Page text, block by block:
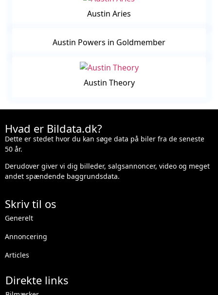
Austin Aries
Austin Powers in Goldmember
Austin Theory
Hvad er Bildata.dk?
Dette er stedet hvor du kan søge data på biler fra de seneste
50 år.
Derudover giver vi dig billeder, salgsannoncer, video og meget
andet spændende baggrundsdata.
Skriv til os
Generelt
Annoncering
Articles
Direkte links